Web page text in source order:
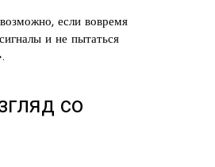
если вовремя
и не пытаться
со